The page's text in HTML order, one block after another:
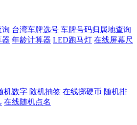
询 台湾车牌选号 车牌号码归属地查询
器 年龄计算器 LED跑马灯 在线屏幕尺
机数字 随机抽签 在线掷硬币 随机排
在线随机点名